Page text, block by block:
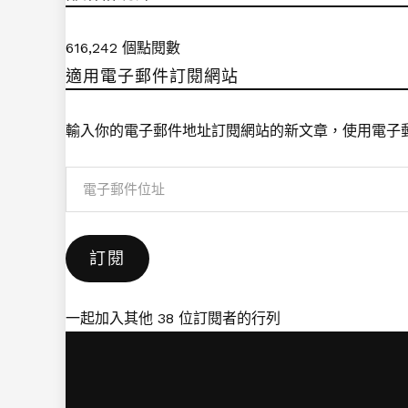
616,242 個點閱數
適用電子郵件訂閱網站
輸入你的電子郵件地址訂閱網站的新文章，使用電子
件
位
訂閱
一起加入其他 38 位訂閱者的行列